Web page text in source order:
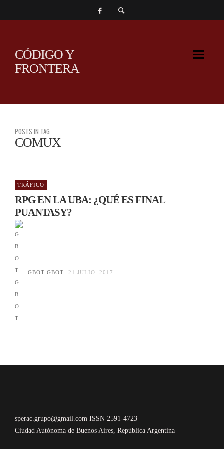
CÓDIGO Y
FRONTERA
POSTS IN TAG
COMUX
TRÁFICO
RPG EN LA UBA: ¿QUÉ ES FINAL
PUANTASY?
GBOT GBOT 21 JULIO, 2017
sperac.grupo@gmail.com ISSN 2591-4723
Ciudad Autónoma de Buenos Aires, República Argentina